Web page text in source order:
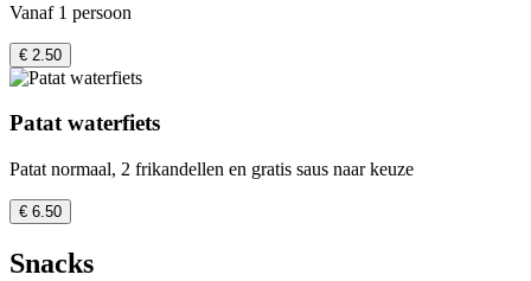
Vanaf 1 persoon
€ 2.50
Patat waterfiets
Patat normaal, 2 frikandellen en gratis saus naar keuze
€ 6.50
Snacks